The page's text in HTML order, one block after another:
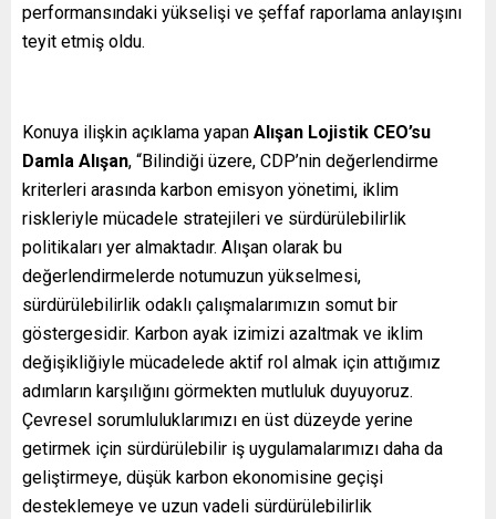
performansındaki yükselişi ve şeffaf raporlama anlayışını
teyit etmiş oldu.
Konuya ilişkin açıklama yapan Alışan Lojistik CEO’su
Damla Alışan, “Bilindiği üzere, CDP’nin değerlendirme
kriterleri arasında karbon emisyon yönetimi, iklim
riskleriyle mücadele stratejileri ve sürdürülebilirlik
politikaları yer almaktadır. Alışan olarak bu
değerlendirmelerde notumuzun yükselmesi,
sürdürülebilirlik odaklı çalışmalarımızın somut bir
göstergesidir. Karbon ayak izimizi azaltmak ve iklim
değişikliğiyle mücadelede aktif rol almak için attığımız
adımların karşılığını görmekten mutluluk duyuyoruz.
Çevresel sorumluluklarımızı en üst düzeyde yerine
getirmek için sürdürülebilir iş uygulamalarımızı daha da
geliştirmeye, düşük karbon ekonomisine geçişi
desteklemeye ve uzun vadeli sürdürülebilirlik